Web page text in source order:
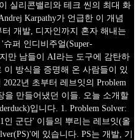
실리콘밸리와 테크 씬의 최대 화
Karpathy가 언급한 이 개념
개발, 디자인까지 혼자 해내는
퍼 인디비주얼(Super-
만 남들이 AI라는 도구에 감탄하
방식을 증명해 온 사람들이 있
년 초부터 레브잇의 Problem
을 만들어냈던 이들. 오늘 소개할
입니다. 1. Problem Solver:
인 군단' 이들의 뿌리는 레브잇(올
에 있습니다. PS는 개발, 기